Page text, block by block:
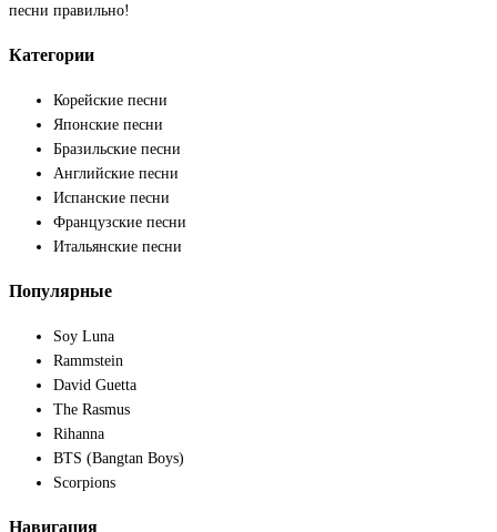
песни правильно!
Категории
Корейские песни
Японские песни
Бразильские песни
Английские песни
Испанские песни
Французские песни
Итальянские песни
Популярные
Soy Luna
Rammstein
David Guetta
The Rasmus
Rihanna
BTS (Bangtan Boys)
Scorpions
Навигация